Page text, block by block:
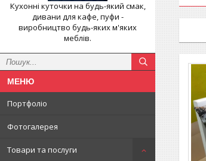
Кухонні куточки на будь-який смак,
дивани для кафе, пуфи -
виробництво будь-яких м'яких
меблів.
Портфоліо
Фотогалерея
Товари та послуги